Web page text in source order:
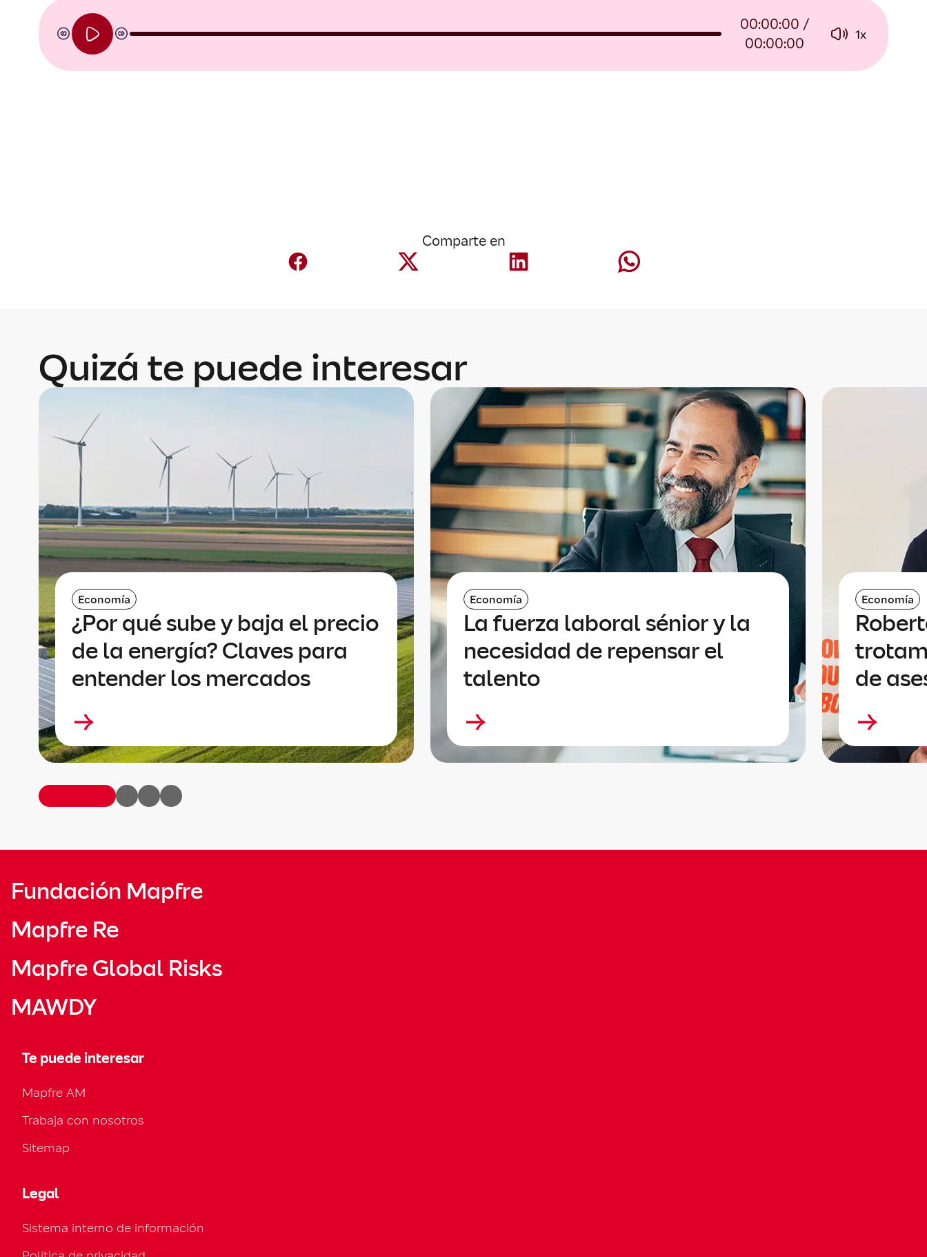
00:00:00 /
00:00:00
1x
Comparte en
Quizá te puede interesar
Economía
¿Por qué sube y baja el precio
de la energía? Claves para
entender los mercados
Economía
La fuerza laboral sénior y la
necesidad de repensar el
talento
Economía
de
Fundación Mapfre
Mapfre Re
Mapfre Global Risks
MAWDY
Te puede interesar
Mapfre AM
Trabaja con nosotros
Sitemap
Legal
Sistema interno de información